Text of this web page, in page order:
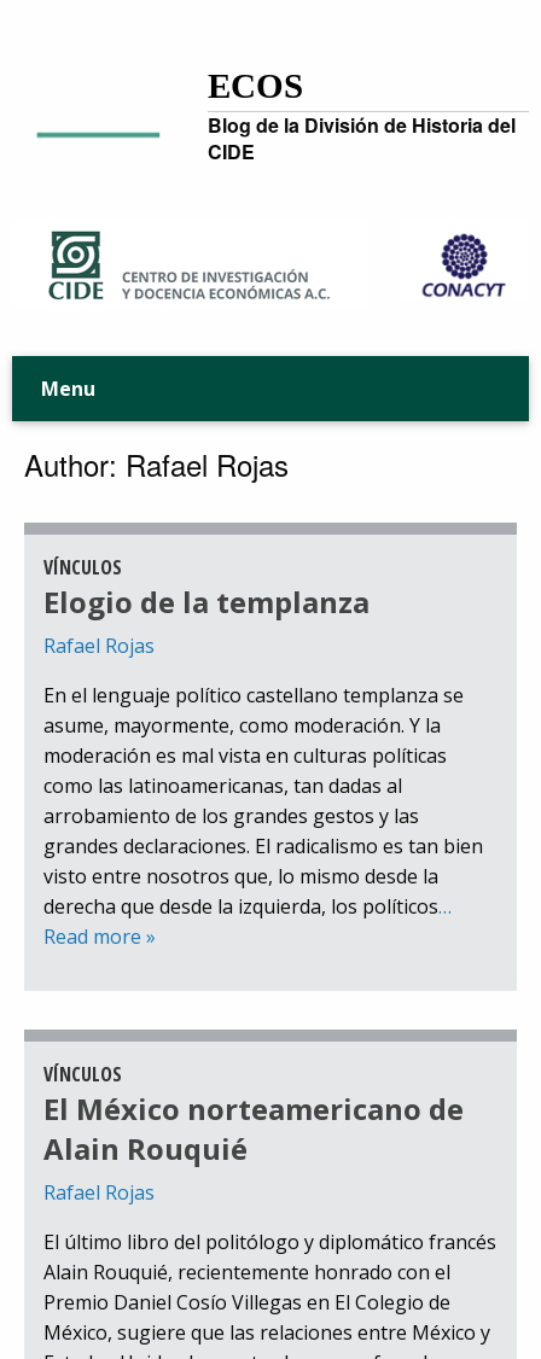
ECOS
Blog de la División de Historia del
CIDE
Menu
Author: Rafael Rojas
VÍNCULOS
Elogio de la templanza
Rafael Rojas
En el lenguaje político castellano templanza se
asume, mayormente, como moderación. Y la
moderación es mal vista en culturas políticas
como las latinoamericanas, tan dadas al
arrobamiento de los grandes gestos y las
grandes declaraciones. El radicalismo es tan bien
visto entre nosotros que, lo mismo desde la
derecha que desde la izquierda, los políticos…
Read more »
VÍNCULOS
El México norteamericano de
Alain Rouquié
Rafael Rojas
El último libro del politólogo y diplomático francés
Alain Rouquié, recientemente honrado con el
Premio Daniel Cosío Villegas en El Colegio de
México, sugiere que las relaciones entre México y